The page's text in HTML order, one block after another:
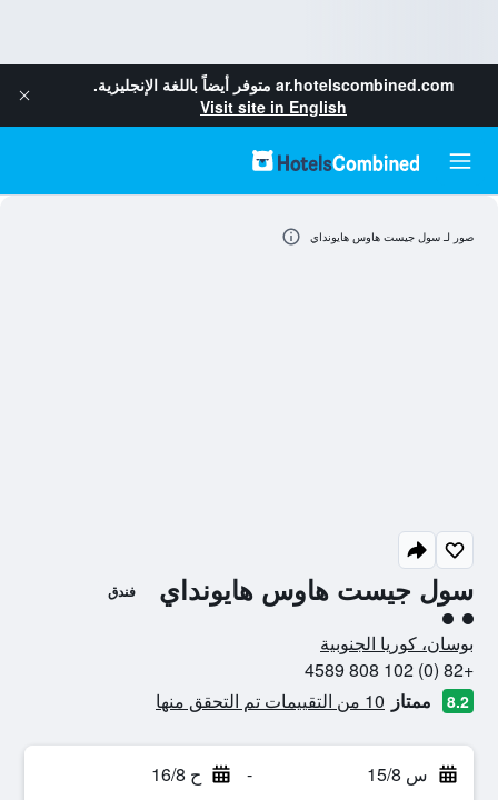
ar.hotelscombined.com متوفر أيضاً باللغة الإنجليزية.
Visit site in English
سول جيست هاوس هايونداي فندق
تقييم فئة 2
بوسان، كوريا الجنوبية
+82 (0) 102 808 4589
8.2 ممتاز 10 من التقييمات تم التحقق منها
س 15/8 - ح 16/8
صور لـ سول جيست هاوس هايونداي